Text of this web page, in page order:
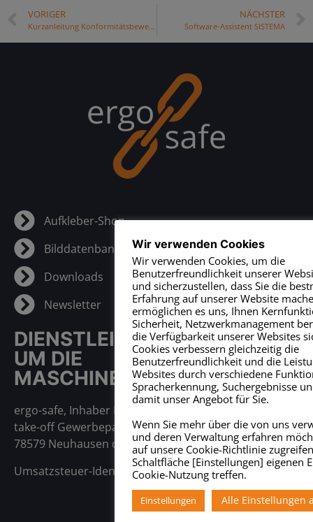
VORIGER
Kurzanleitung Konformitätsbewertung
NÄCHSTER
Software-Assistent SISTEMA
Aufkleber-Shop
Bilddatenbank
Downloads
Newsletter
DIENSTLEISTUNGEN RUND
UM DIE
MASCHINENRICHTLINIE
ergo-safe, Inhaber Mark Sailer
take-off Gewerbepark (Haus 2)
78579 Neuhausen ob Eck
Umsatzsteuer-Identifikationsnummer: DE210597467
Wir verwenden Cookies
Wir verwenden Cookies, um die
Benutzerfreundlichkeit unserer
und sicherzustellen, dass Sie die
Erfahrung auf unserer Website
ermöglichen es uns, Ihnen
Sicherheit, Netzwerkmanagement
die Verfügbarkeit unserer Websites
Cookies verbessern gleichzeitig die
Benutzerfreundlichkeit und die
Websites durch verschiedene
Spracherkennung, Suchergebnisse
damit unser Angebot für Sie.
Wenn Sie mehr über die von uns
und deren Verwaltung erfahren
auf unsere Cookie-Richtlinie
Schaltfläche [Einstellungen] eigenen
Cookie-Nutzung treffen.
Einstellungen Alle Einstellungen